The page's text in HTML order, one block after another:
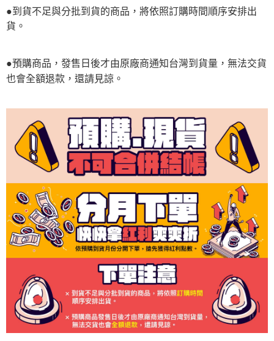
●到貨不足與分批到貨的商品，將依照訂購時間順序安排出
貨。
●預購商品，發售日後才由原廠商通知台灣到貨量，無法交貨
也會全額退款，還請見諒。